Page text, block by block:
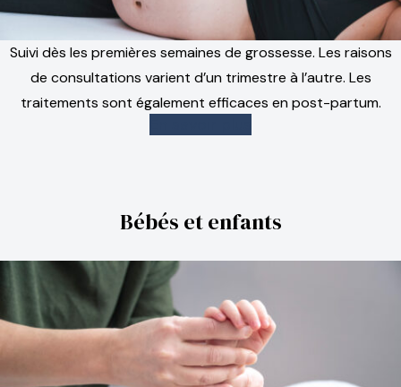
Suivi dès les premières semaines de grossesse. Les raisons
de consultations varient d’un trimestre à l’autre. Les
traitements sont également efficaces en post-partum.
Bébés et enfants